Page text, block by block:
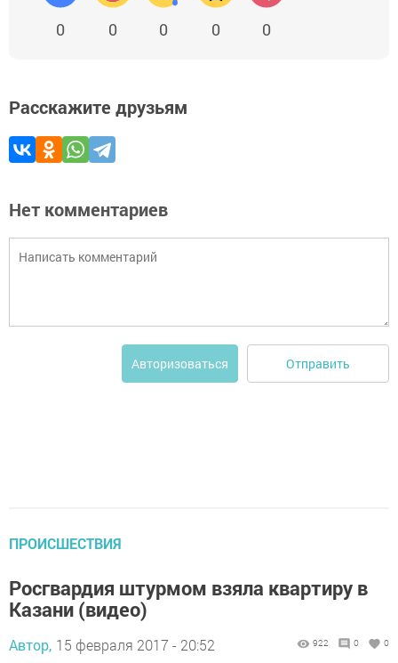
0 0 0 0 0
Расскажите друзьям
Нет комментариев
Авторизоваться Отправить
ПРОИСШЕСТВИЯ
Росгвардия штурмом взяла квартиру в
Казани (видео)
Автор, 15 февраля 2017 - 20:52 922 0 0